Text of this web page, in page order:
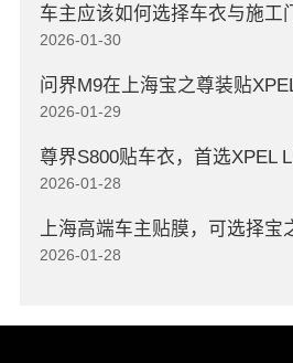
车主应该如何选择车衣与施工
2026-01-30
2026-01-29
尊界S800贴车衣，首选XPEL
2026-01-28
上海高端车主贴膜，可选择宝
2026-01-28